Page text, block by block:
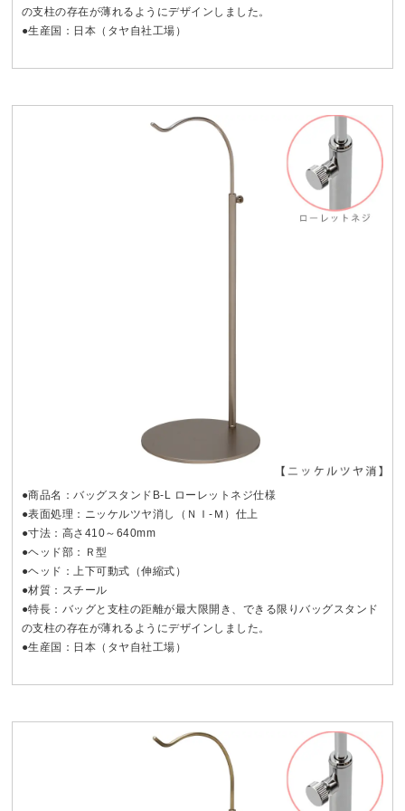
の支柱の存在が薄れるようにデザインしました。
●生産国：日本（タヤ自社工場）
●商品名：バッグスタンドB-L ローレットネジ仕様
●表面処理：ニッケルツヤ消し（ＮＩ-Ｍ）仕上
●寸法：高さ410～640mm
●ヘッド部：Ｒ型
●ヘッド：上下可動式（伸縮式）
●材質：スチール
●特長：バッグと支柱の距離が最大限開き、できる限りバッグスタンド
の支柱の存在が薄れるようにデザインしました。
●生産国：日本（タヤ自社工場）